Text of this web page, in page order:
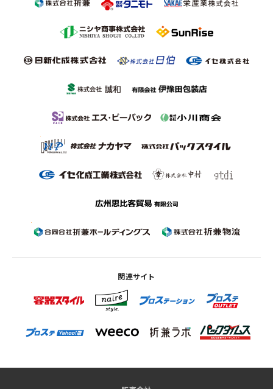
関連サイト